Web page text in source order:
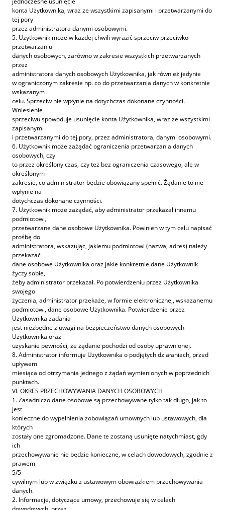
konta Użytkownika, wraz ze wszystkimi zapisanymi i przetwarzanymi do
tej pory
przez administratora danymi osobowymi.
5. Użytkownik może w każdej chwili wyrazić sprzeciw przeciwko
przetwarzaniu
danych osobowych, zarówno w zakresie wszystkich przetwarzanych
przez
administratora danych osobowych Użytkownika, jak również jedynie
w ograniczonym zakresie np. co do przetwarzania danych w konkretnie
wskazanym
celu. Sprzeciw nie wpłynie na dotychczas dokonane czynności.
Wniesienie
sprzeciwu spowoduje usunięcie konta Użytkownika, wraz ze wszystkimi
zapisanymi
i przetwarzanymi do tej pory, przez administratora, danymi osobowymi.
6. Użytkownik może zażądać ograniczenia przetwarzania danych
osobowych, czy
to przez określony czas, czy też bez ograniczenia czasowego, ale w
określonym
zakresie, co administrator będzie obowiązany spełnić. Żądanie to nie
wpłynie na
dotychczas dokonane czynności.
7. Użytkownik może zażądać, aby administrator przekazał innemu
podmiotowi,
przetwarzane dane osobowe Użytkownika. Powinien w tym celu napisać
prośbę do
administratora, wskazując, jakiemu podmiotowi (nazwa, adres) należy
przekazać
dane osobowe Użytkownika oraz jakie konkretnie dane Użytkownik
życzy sobie,
żeby administrator przekazał. Po potwierdzeniu przez Użytkownika
swojego
życzenia, administrator przekaże, w formie elektronicznej, wskazanemu
podmiotowi, dane osobowe Użytkownika. Potwierdzenie przez
Użytkownika żądania
jest niezbędne z uwagi na bezpieczeństwo danych osobowych
Użytkownika oraz
uzyskanie pewności, że żądanie pochodzi od osoby uprawnionej.
8. Administrator informuje Użytkownika o podjętych działaniach, przed
upływem
miesiąca od otrzymania jednego z żądań wymienionych w poprzednich
punktach.
VI. OKRES PRZECHOWYWANIA DANYCH OSOBOWYCH
1. Zasadniczo dane osobowe są przechowywane tylko tak długo, jak to
jest
konieczne do wypełnienia zobowiązań umownych lub ustawowych, dla
których
zostały one zgromadzone. Dane te zostaną usunięte natychmiast, gdy
ich
przechowywanie nie będzie konieczne, w celach dowodowych, zgodnie z
prawem
5/5
cywilnym lub w związku z ustawowym obowiązkiem przechowywania
danych.
2. Informacje, dotyczące umowy, przechowuje się w celach